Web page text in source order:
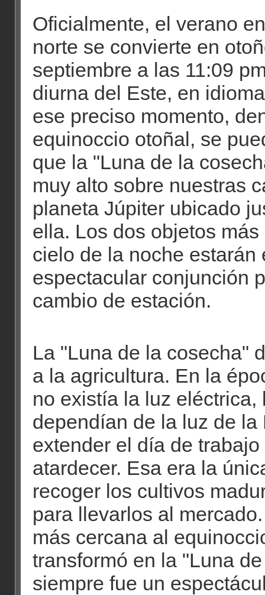
Oficialmente, el verano
norte se convierte en
septiembre a las 11:09
diurna del Este, en
ese preciso momento,
equinoccio otoñal, se
que la "Luna de la
muy alto sobre nuestras
planeta Júpiter ubicado
ella. Los dos objetos
cielo de la noche estarán
espectacular conjunción
cambio de estación.
La "Luna de la cosecha"
a la agricultura. En la
no existía la luz eléctrica,
dependían de la luz de la
extender el día de
atardecer. Esa era la
recoger los cultivos
para llevarlos al
más cercana al
transformó en la "Luna
siempre fue un